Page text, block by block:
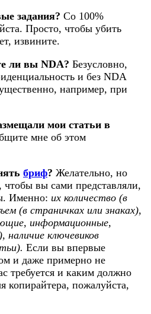
задания? Со 100%
Просто, чтобы убить
извините.
ли вы NDA? Безусловно,
и без NDA
например, при
мои статьи в
мне об этом
бриф? Желательно, но
чтобы вы сами представляли,
Именно: их количество (в
(в страничках или знаках),
информационные,
ключевиков
Если вы впервые
и даже примерно не
требуется и каким должно
копирайтера, пожалуйста,